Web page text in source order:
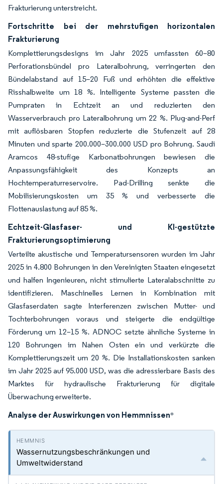
Frakturierung unterstreicht.
Fortschritte bei der mehrstufigen horizontalen
Frakturierung
Komplettierungsdesigns im Jahr 2025 umfassten 60–80
Perforationsbündel pro Lateralbohrung, verringerten den
Bündelabstand auf 15–20 Fuß und erhöhten die effektive
Risshalbweite um 18 %. Intelligente Systeme passten die
Pumpraten in Echtzeit an und reduzierten den
Wasserverbrauch pro Lateralbohrung um 22 %. Plug-and-Perf
mit auflösbaren Stopfen reduzierte die Stufenzeit auf 28
Minuten und sparte 200.000–300.000 USD pro Bohrung. Saudi
Aramcos 48-stufige Karbonatbohrungen bewiesen die
Anpassungsfähigkeit des Konzepts an
Hochtemperaturreservoire. Pad-Drilling senkte die
Mobilisierungskosten um 35 % und verbesserte die
Flottenauslastung auf 85 %.
Echtzeit-Glasfaser- und KI-gestützte
Frakturierungsoptimierung
Verteilte akustische und Temperatursensoren wurden im Jahr
2025 in 4.800 Bohrungen in den Vereinigten Staaten eingesetzt
und halfen Ingenieuren, nicht stimulierte Lateralabschnitte zu
identifizieren. Maschinelles Lernen in Kombination mit
Glasfaserdaten sagte Interferenzen zwischen Mutter- und
Tochterbohrungen voraus und steigerte die endgültige
Förderung um 12–15 %. ADNOC setzte ähnliche Systeme in
120 Bohrungen im Nahen Osten ein und verkürzte die
Komplettierungszeit um 20 %. Die Installationskosten sanken
im Jahr 2025 auf 95.000 USD, was die adressierbare Basis des
Marktes für hydraulische Frakturierung für digitale
Überwachung erweiterte.
Analyse der Auswirkungen von Hemmnissen*
Wassernutzungsbeschränkungen und
Umweltwiderstand